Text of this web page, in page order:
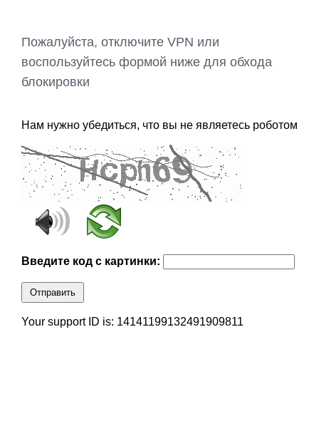
Пожалуйста, отключите VPN или
воспользуйтесь формой ниже для обхода
блокировки
Нам нужно убедиться, что вы не являетесь роботом
Введите код с картинки:
Отправить
Your support ID is: 14141199132491909811